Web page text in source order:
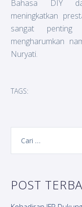
Bahasa DIY
meningkatkan
sangat
mengharumkan
Nuryati.
TAGS:
POST